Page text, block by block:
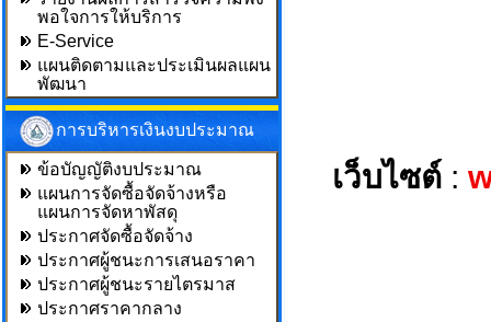
พอใจการให้บริการ
E-Service
แผนติดตามและประเมินผลแผน
พัฒนา
การบริหารเงินงบประมาณ
ข้อบัญญัติงบประมาณ
แผนการจัดซื้อจัดจ้างหรือ
แผนการจัดหาพัสดุ
ประกาศจัดซื้อจัดจ้าง
ประกาศผู้ชนะการเสนอราคา
ประกาศผู้ชนะรายไตรมาส
ประกาศราคากลาง
เว็บไซต์ :